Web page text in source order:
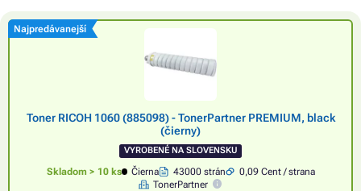
Najpredávanejší
Toner RICOH 1060 (885098) - TonerPartner PREMIUM, black
(čierny)
VYROBENÉ NA SLOVENSKU
Skladom > 10 ks Čierna 43000 strán
0,09 Cent / strana
TonerPartner